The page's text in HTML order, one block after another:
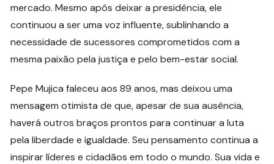
mercado. Mesmo após deixar a presidência, ele
continuou a ser uma voz influente, sublinhando a
necessidade de sucessores comprometidos com a
mesma paixão pela justiça e pelo bem-estar social.
Pepe Mujica faleceu aos 89 anos, mas deixou uma
mensagem otimista de que, apesar de sua ausência,
haverá outros braços prontos para continuar a luta
pela liberdade e igualdade. Seu pensamento continua a
inspirar líderes e cidadãos em todo o mundo. Sua vida e